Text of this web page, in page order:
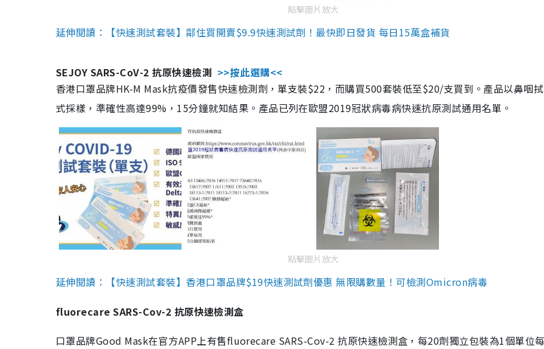
點擊圖片放大
延伸閱讀：【快速測試套裝】鄰住買開賣$9.9快速測試劑！最快即日發貨 每日15萬盒補貨
SEJOY SARS-CoV-2 抗原快速檢測 >>按此選購<<
香港口罩品牌HK-M Mask抗疫價發售快速檢測劑，單支裝$22，而購買500套裝低至$20/支買到。產品以鼻咽
式採樣，準確性高達99%，15分鐘就知結果。產品已列在歐盟2019冠狀病毒病快速抗原測試通用名單。
點擊圖片放大
延伸閱讀：【快速測試套裝】香港口罩品牌$19快速測試劑優惠 無限購數量！可檢測Omicron病毒
fluorecare SARS-Cov-2 抗原快速檢測盒
口罩品牌Good Mask在官方APP上有售fluorecare SARS-Cov-2 抗原快速檢測盒，每20劑獨立包裝為1個單位